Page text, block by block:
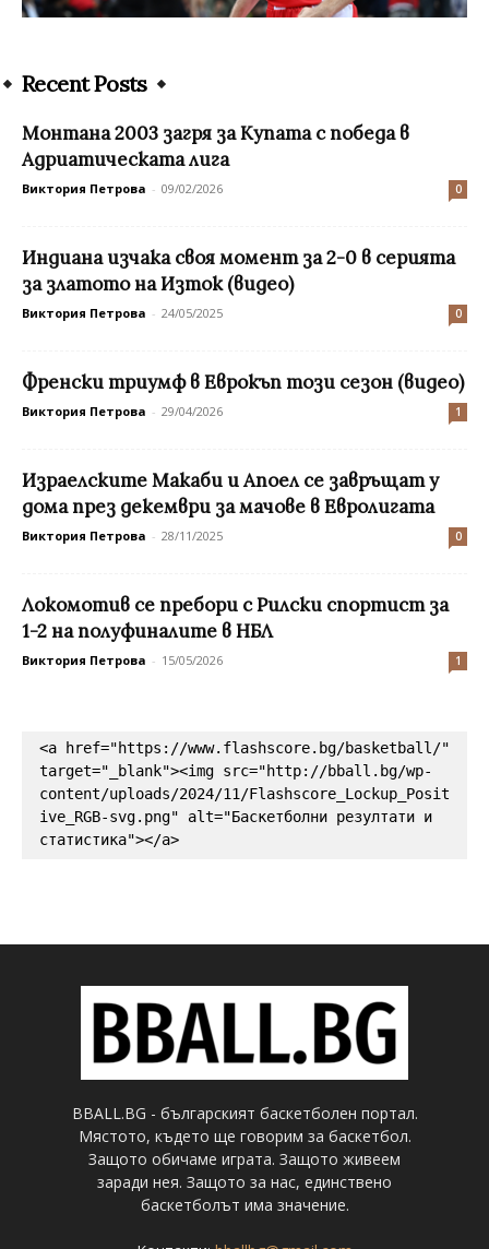
Recent Posts
Монтана 2003 загря за Купата с победа в
Адриатическата лига
Виктория Петрова - 09/02/2026 0
Индиана изчака своя момент за 2-0 в серията
за златото на Изток (видео)
Виктория Петрова - 24/05/2025 0
Френски триумф в Еврокъп този сезон (видео)
Виктория Петрова - 29/04/2026 1
Израелските Макаби и Апоел се завръщат у
дома през декември за мачове в Евролигата
Виктория Петрова - 28/11/2025 0
Локомотив се пребори с Рилски спортист за
1-2 на полуфиналите в НБЛ
Виктория Петрова - 15/05/2026 1
<a href="https://www.flashscore.bg/basketball/"
target="_blank"><img src="http://bball.bg/wp-
content/uploads/2024/11/Flashscore_Lockup_Posit
ive_RGB-svg.png" alt="Баскетболни резултати и
статистика"></a>
BBALL.BG - българският баскетболен портал.
Мястото, където ще говорим за баскетбол.
Защото обичаме играта. Защото живеем
заради нея. Защото за нас, единствено
баскетболът има значение.